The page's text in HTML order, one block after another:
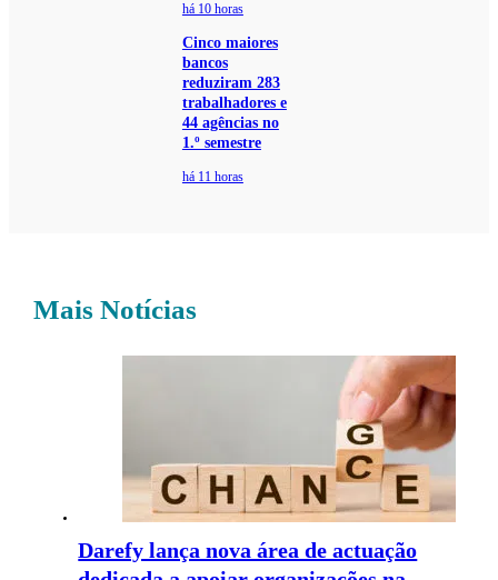
há 10 horas
Cinco maiores
bancos
reduziram 283
trabalhadores e
44 agências no
1.º semestre
há 11 horas
Mais Notícias
Darefy lança nova área de actuação